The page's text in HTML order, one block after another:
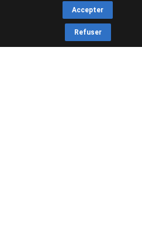
Accepter
Refuser